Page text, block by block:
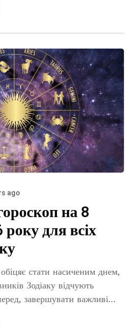
не поспішати з
ago
на 8
для всіх
стати насиченим днем,
Зодіаку відчують
завершувати важливі
спілкування,